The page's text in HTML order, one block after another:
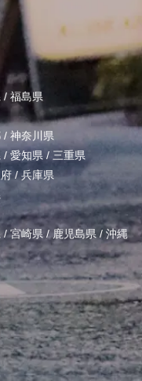
/ 福島県
/ 神奈川県
/ 愛知県 / 三重県
/兵庫県
/宮崎県 /鹿児島県 / 沖縄